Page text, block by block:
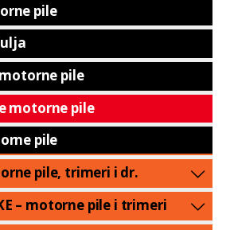
pile
pile
motorne pile
pile
pile, trimeri i dr.
– motorne pile i trimeri